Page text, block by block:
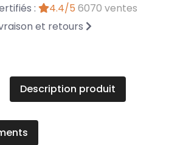
:
4.4/5 6070 ventes
et retours
Description produit